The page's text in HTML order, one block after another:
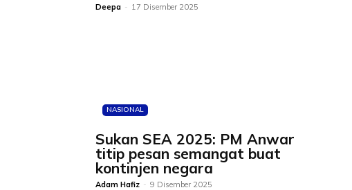
Deepa - 17 Disember 2025
NASIONAL
Sukan SEA 2025: PM Anwar
titip pesan semangat buat
kontinjen negara
Adam Hafiz - 9 Disember 2025